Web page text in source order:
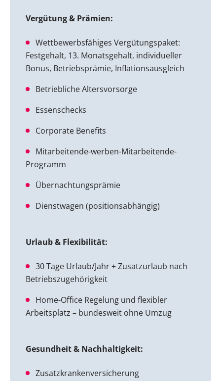
Vergütung & Prämien:
Wettbewerbsfähiges Vergütungspaket:
Festgehalt, 13. Monatsgehalt, individueller
Bonus, Betriebsprämie, Inflationsausgleich
Betriebliche Altersvorsorge
Essenschecks
Corporate Benefits
Mitarbeitende-werben-Mitarbeitende-
Programm
Übernachtungsprämie
Dienstwagen (positionsabhängig)
Urlaub & Flexibilität:
30 Tage Urlaub/Jahr + Zusatzurlaub nach
Betriebszugehörigkeit
Home-Office Regelung und flexibler
Arbeitsplatz – bundesweit ohne Umzug
Gesundheit & Nachhaltigkeit:
Zusatzkrankenversicherung